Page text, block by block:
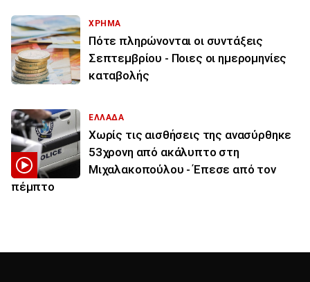
ΧΡΗΜΑ
Πότε πληρώνονται οι συντάξεις
Σεπτεμβρίου - Ποιες οι ημερομηνίες
καταβολής
ΕΛΛΑΔΑ
Χωρίς τις αισθήσεις της ανασύρθηκε
53χρονη από ακάλυπτο στη
Μιχαλακοπούλου - Έπεσε από τον
πέμπτο